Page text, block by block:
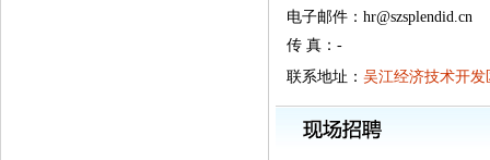
电子邮件：hr@szsplendid.cn
传 真：-
联系地址： 吴江经济技术开